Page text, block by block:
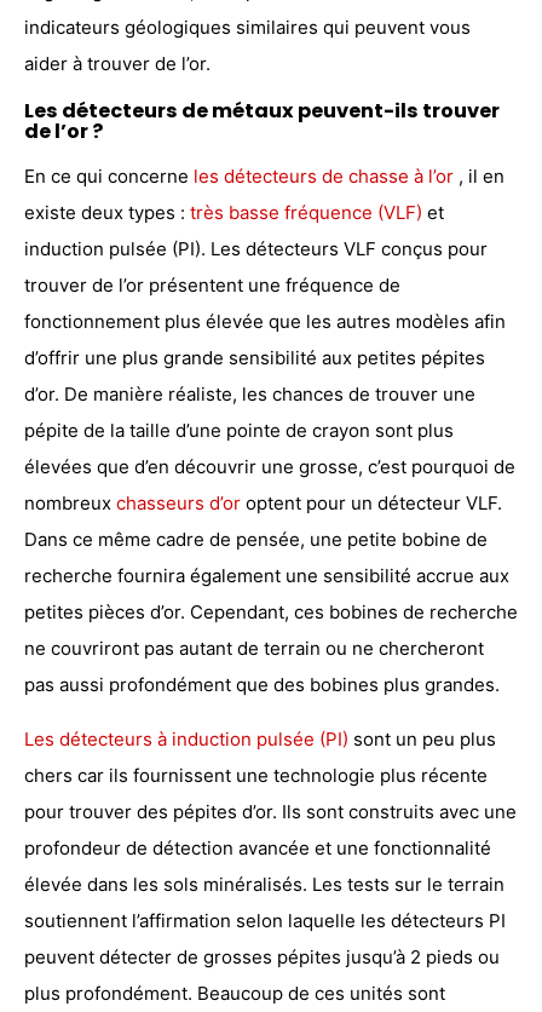
indicateurs géologiques similaires qui peuvent vous
aider à trouver de l’or.
Les détecteurs de métaux peuvent-ils trouver
de l’or ?
En ce qui concerne les détecteurs de chasse à l’or , il en
existe deux types : très basse fréquence (VLF) et
induction pulsée (PI). Les détecteurs VLF conçus pour
trouver de l’or présentent une fréquence de
fonctionnement plus élevée que les autres modèles afin
d’offrir une plus grande sensibilité aux petites pépites
d’or. De manière réaliste, les chances de trouver une
pépite de la taille d’une pointe de crayon sont plus
élevées que d’en découvrir une grosse, c’est pourquoi de
nombreux chasseurs d’or optent pour un détecteur VLF.
Dans ce même cadre de pensée, une petite bobine de
recherche fournira également une sensibilité accrue aux
petites pièces d’or. Cependant, ces bobines de recherche
ne couvriront pas autant de terrain ou ne chercheront
pas aussi profondément que des bobines plus grandes.
Les détecteurs à induction pulsée (PI) sont un peu plus
chers car ils fournissent une technologie plus récente
pour trouver des pépites d’or. Ils sont construits avec une
profondeur de détection avancée et une fonctionnalité
élevée dans les sols minéralisés. Les tests sur le terrain
soutiennent l’affirmation selon laquelle les détecteurs PI
peuvent détecter de grosses pépites jusqu’à 2 pieds ou
plus profondément. Beaucoup de ces unités sont